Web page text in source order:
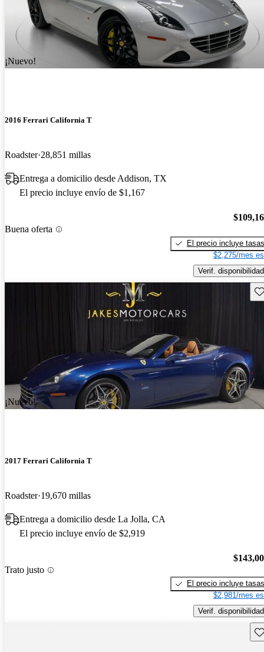
¡Nuevo!
2016 Ferrari California T
Roadster 28,851 millas
Entrega a domicilio desde Addison, TX
El precio incluye envío de $1,167
Buena oferta
El precio incluye tasas
$2,275/mes
Verif. disponibilidad
¡Nuevo!
2017 Ferrari California T
Roadster 19,670 millas
Entrega a domicilio desde La Jolla, CA
El precio incluye envío de $2,919
Trato justo
El precio incluye tasas
$2,981/mes
Verif. disponibilidad